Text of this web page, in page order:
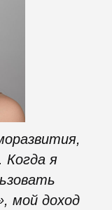
Когда я
мой доход